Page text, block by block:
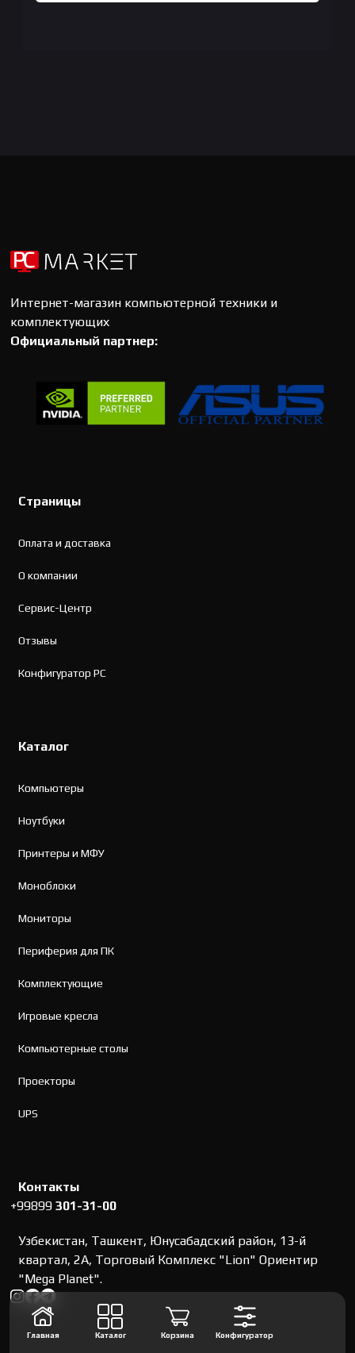
Интернет-магазин компьютерной техники и
комплектующих
Официальный партнер:
Страницы
Оплата и доставка
О компании
Сервис-Центр
Отзывы
Конфигуратор PC
Каталог
Компьютеры
Ноутбуки
Принтеры и МФУ
Моноблоки
Мониторы
Периферия для ПК
Комплектующие
Игровые кресла
Компьютерные столы
Проекторы
UPS
Контакты
+99899301-31-00
Узбекистан, Ташкент, Юнусабадский район, 13-й
квартал, 2А, Торговый Комплекс "Lion" Ориентир
"Mega Planet".
Главная Каталог Корзина Конфигуратор